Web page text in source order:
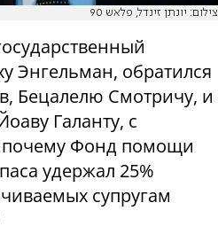
צילום: יונתן זינדל, פלאש 90
Энгельман, обратился
Бецалелю Смотричу, и
Галанту, с
почему Фонд помощи
удержал 25%
супругам